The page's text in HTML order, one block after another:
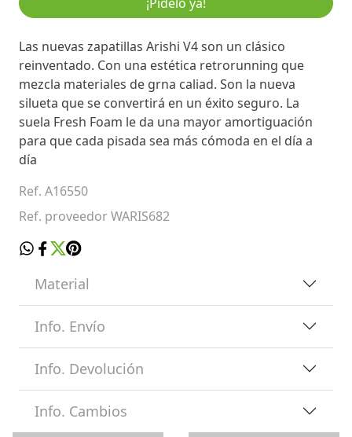
Las nuevas zapatillas Arishi V4 son un clásico
reinventado. Con una estética retrorunning que
mezcla materiales de grna caliad. Son la nueva
silueta que se convertirá en un éxito seguro. La
suela Fresh Foam le da una mayor amortiguación
para que cada pisada sea más cómoda en el día a
día
Ref. A16550
Ref. proveedor WARIS682
Material
Info. Envío
Info. Devolución
Info. Cambios